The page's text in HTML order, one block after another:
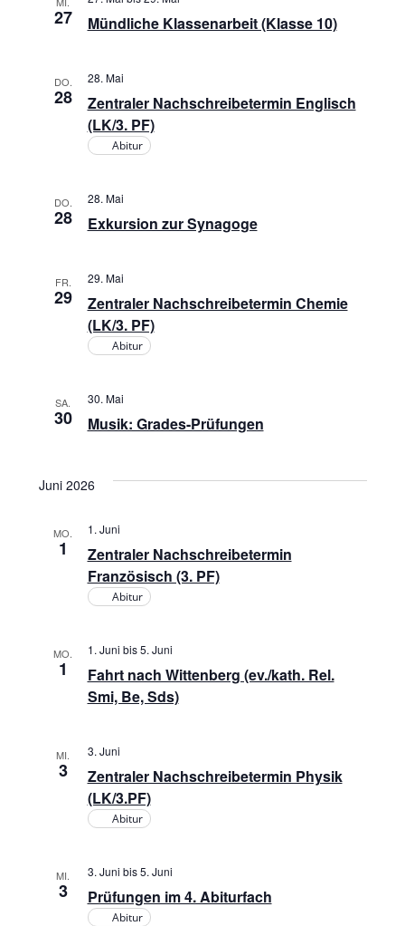
27 Mündliche Klassenarbeit (Klasse 10)
DO.
28
Zentraler Nachschreibetermin Englisch
(LK/3. PF)
28. Mai
Abitur
DO.
28 Exkursion zur Synagoge
28. Mai
FR.
29
Zentraler Nachschreibetermin Chemie
(LK/3. PF)
29. Mai
Abitur
SA.
30 Musik: Grades-Prüfungen
30. Mai
Juni 2026
MO.
1
Zentraler Nachschreibetermin
Französisch (3. PF)
1. Juni
Abitur
MO.
1
Fahrt nach Wittenberg (ev./kath. Rel.
Smi, Be, Sds)
1. Juni bis5. Juni
MI.
3
Zentraler Nachschreibetermin Physik
(LK/3.PF)
3. Juni
Abitur
MI.
3 Prüfungen im 4. Abiturfach
3. Juni bis5. Juni
Abitur